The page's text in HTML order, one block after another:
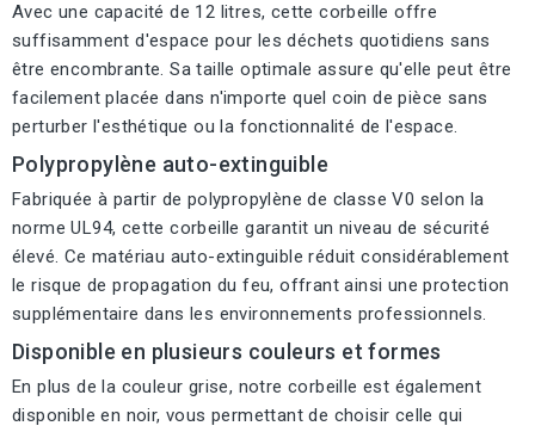
Avec une capacité de 12 litres, cette corbeille offre
suffisamment d'espace pour les déchets quotidiens sans
être encombrante. Sa taille optimale assure qu'elle peut être
facilement placée dans n'importe quel coin de pièce sans
perturber l'esthétique ou la fonctionnalité de l'espace.
Polypropylène auto-extinguible
Fabriquée à partir de polypropylène de classe V0 selon la
norme UL94, cette corbeille garantit un niveau de sécurité
élevé. Ce matériau auto-extinguible réduit considérablement
le risque de propagation du feu, offrant ainsi une protection
supplémentaire dans les environnements professionnels.
Disponible en plusieurs couleurs et formes
En plus de la couleur grise, notre corbeille est également
disponible en noir, vous permettant de choisir celle qui